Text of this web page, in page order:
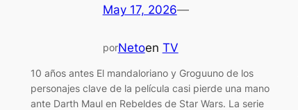
May 17, 2026—
porNetoen TV
10 años antes El mandaloriano y Groguuno de los
personajes clave de la película casi pierde una mano
ante Darth Maul en Rebeldes de Star Wars. La serie